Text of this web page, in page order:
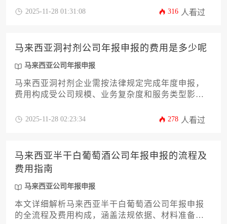
规费、会计服务、合规风险等多个维度，为企业主
规成本的实用策略，帮助您精准规划财务预算，确
保企业高效完成马来西亚公司年报申报的法定义
务。
2025-11-28 01:31:08 316 人看过
马来西亚洞衬剂公司年报申报的费用是多少呢
马来西亚公司年报申报
马来西亚洞衬剂企业需按法律规定完成年度申报，
费用构成受公司规模、业务复杂度和服务类型影
询等核心支出项，并提供优化成本的实操策略，助
2025-11-28 02:23:34 278 人看过
马来西亚半干白葡萄酒公司年报申报的流程及
费用指南
马来西亚公司年报申报
本文详细解析马来西亚半干白葡萄酒公司年报申报
的全流程及费用构成，涵盖法规依据、材料准备、